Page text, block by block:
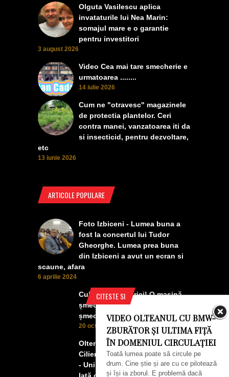
CITESTE SI
VIDEO OLTEANUL CU BMW-
ZBURĂTOR ȘI ULTIMA FIȚĂ
ÎN DOMENIUL CIRCULAȚIEI
Toată lumea poate să circule pe
drum. Cine știe și are cu ce pilotează
și își ia zborul. E problemă dacă
Olguta Vasilescu aplica
invataturile lui Nea Marin:
somajul mare e o garantie
pentru investitori
3 august 2026
Video Cea mai tare smecherie e
urmatoarea ........
14 iulie 2026
Cum ne "otravesc" magazinele
de protectia plantelor. Ceri
contra manei, vanzatoarea iti da
si insecticid, pentru dezvoltare,
etc
13 iunie 2026
ARTICOLE POPULARE
Foto Izbiceni - Lumea buna a
fost la concertul lui Tudor
Gheorghe. Lumea prea buna
din Izbiceni a avut un ecran si
scaune, afara
6 aprilie 2024
Culmea smecheriei! O mașină
șmecheră l-a trădat pe cel mai
șmecher oltean
20 octombrie 2022
Oltenii, Dăbulenii, Izbicenii,
Cilienii s-au înfrățit cu Puchenii
- Unii cu munca, alții cu profitul.
Iată ce a ieșit!